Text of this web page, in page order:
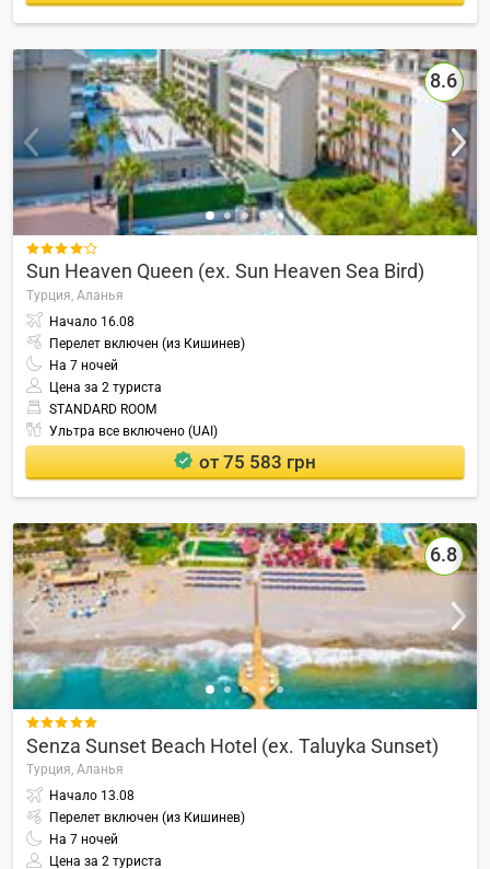
8.6

Sun Heaven Queen (ex. Sun Heaven Sea Bird)
Турция, Аланья
Начало 16.08
Перелет включен (из Кишинев)
На 7 ночей
Цена за 2 туриста
STANDARD ROOM
Ультра все включено (UAI)
от 75 583 грн
6.8

Senza Sunset Beach Hotel (ex. Taluyka Sunset)
Турция, Аланья
Начало 13.08
Перелет включен (из Кишинев)
На 7 ночей
Цена за 2 туриста